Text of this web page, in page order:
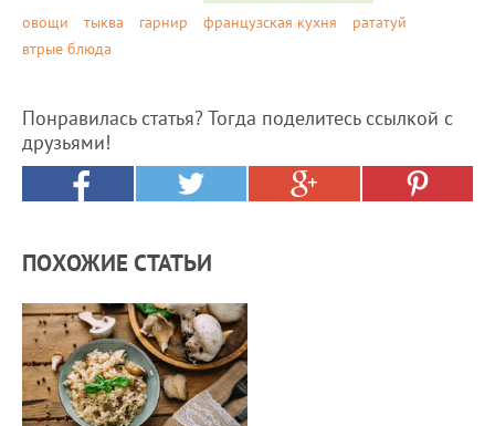
овощи
тыква гарнир французская кухня
рататуй
втрые блюда
Понравилась статья? Тогда поделитесь ссылкой с
друзьями!
ПОХОЖИЕ СТАТЬИ